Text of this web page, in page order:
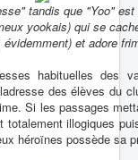
tandis que "Yoo"
yookais) qui se
et adore
habituelles des
des élèves du
Si les passages
illogiques
héroïnes possède sa